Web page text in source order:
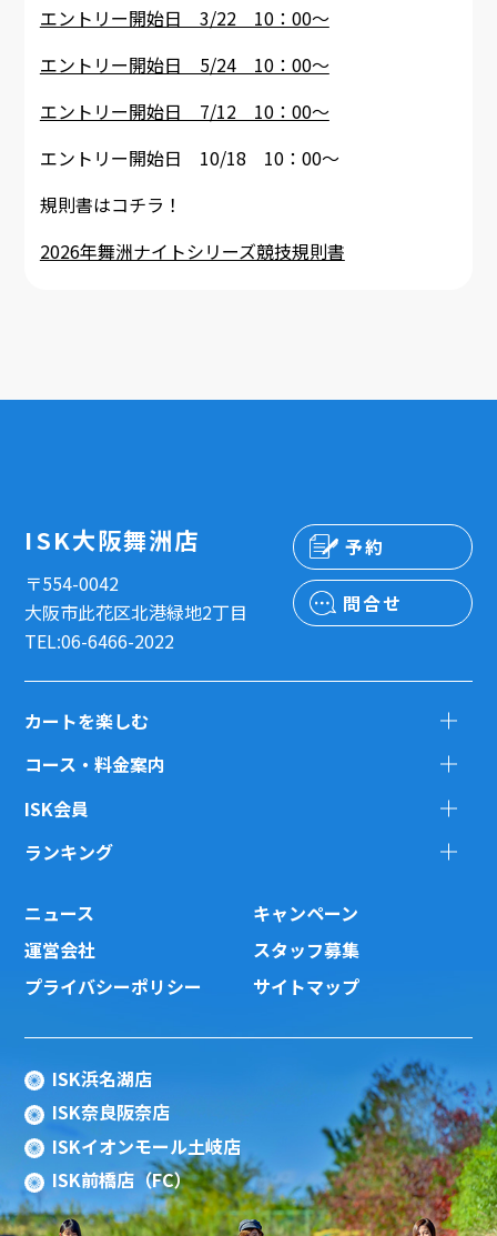
エントリー開始日 3/22 10：00～
エントリー開始日 5/24 10：00～
エントリー開始日 7/12 10：00～
エントリー開始日 10/18 10：00～
規則書はコチラ！
2026年舞洲ナイトシリーズ競技規則書
ISK大阪舞洲店
〒554-0042
大阪市此花区北港緑地2丁目
TEL:06-6466-2022
予約
問合せ
カートを楽しむ
コース・料金案内
ISK会員
ランキング
ニュース
キャンペーン
運営会社
スタッフ募集
プライバシーポリシー
サイトマップ
ISK浜名湖店
ISK奈良阪奈店
ISKイオンモール土岐店
ISK前橋店（FC）